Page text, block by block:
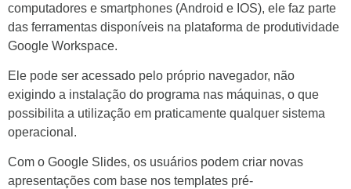
computadores e smartphones (Android e IOS), ele faz parte
das ferramentas disponíveis na plataforma de produtividade
Google Workspace.
Ele pode ser acessado pelo próprio navegador, não
exigindo a instalação do programa nas máquinas, o que
possibilita a utilização em praticamente qualquer sistema
operacional.
Com o Google Slides, os usuários podem criar novas
apresentações com base nos templates pré-